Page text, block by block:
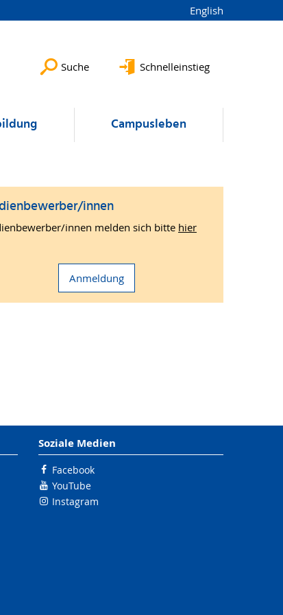
English
Suche Schnelleinstieg
Campusleben
innen
innen melden sich bitte hier
Anmeldung
Soziale Medien
Facebook
YouTube
Instagram